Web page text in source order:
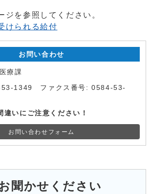
ジを参照してください。
けられる給付
お問い合わせ
療課
53-1349 ファクス番号: 0584-53-
違いにご注意ください！
お問い合わせフォーム
聞かせください